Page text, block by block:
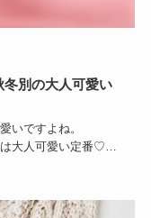
冬別の大人可愛い
いですよね。
大人可愛い定番♡